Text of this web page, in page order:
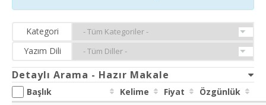
ARAÇLAR
KURUMSAL
Kategori
Yazım Dili
Detaylı Arama - Hazır Makale
Başlık Kelime Fiyat Özgünlük